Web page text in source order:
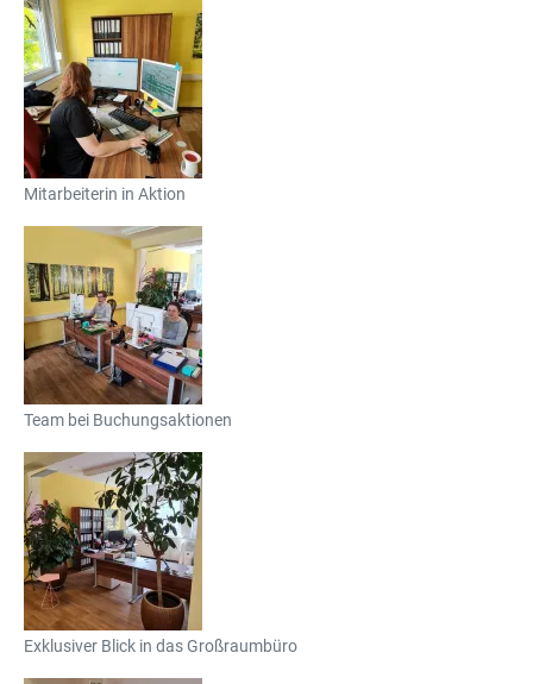
Mitarbeiterin in Aktion
Team bei Buchungsaktionen
Exklusiver Blick in das Großraumbüro